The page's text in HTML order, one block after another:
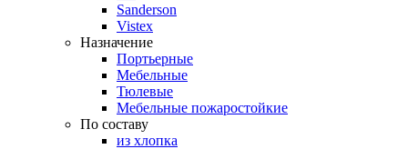
Sanderson
Vistex
Назначение
Портьерные
Мебельные
Тюлевые
Мебельные пожаростойкие
По составу
из хлопка